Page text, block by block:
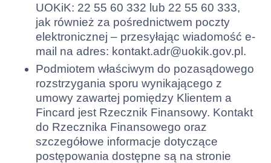
UOKiK: 22 55 60 332 lub 22 55 60 333,
jak również za pośrednictwem poczty
elektronicznej – przesyłając wiadomość e-
mail na adres: kontakt.adr@uokik.gov.pl .
Podmiotem właściwym do pozasądowego
rozstrzygania sporu wynikającego z
umowy zawartej pomiędzy Klientem a
Fincard jest Rzecznik Finansowy. Kontakt
do Rzecznika Finansowego oraz
szczegółowe informacje dotyczące
postępowania dostępne są na stronie